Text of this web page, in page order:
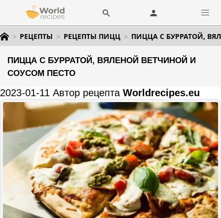
РЕЦЕПТЫ РЕЦЕПТЫ ПИЦЦ ПИЦЦА С БУРРАТОЙ,
ПИЦЦА С БУРРАТОЙ, ВЯЛЕНОЙ ВЕТЧИНОЙ И
СОУСОМ ПЕСТО
2023-01-11 Автор рецепта Worldrecipes.eu